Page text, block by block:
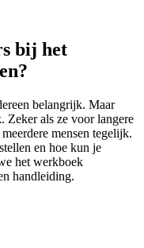
bij het
belangrijk. Maar
Zeker als ze voor langere
mensen tegelijk.
en hoe kun je
het werkboek
handleiding.